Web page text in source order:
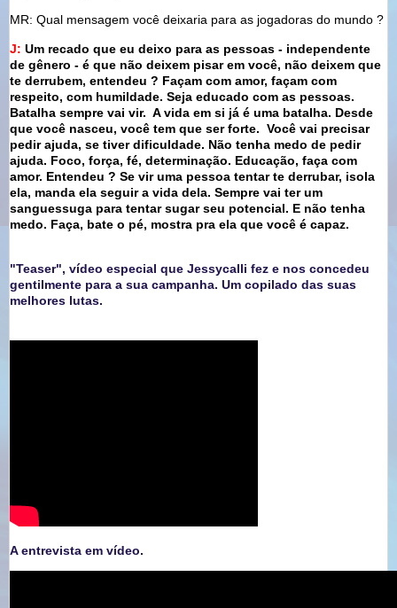
MR: Qual mensagem você deixaria para as jogadoras do mundo ?
J: Um recado que eu deixo para as pessoas - independente
de gênero - é que não deixem pisar em você, não deixem que
te derrubem, entendeu ? Façam com amor, façam com
respeito, com humildade. Seja educado com as pessoas.
Batalha sempre vai vir. A vida em si já é uma batalha. Desde
que você nasceu, você tem que ser forte. Você vai precisar
pedir ajuda, se tiver dificuldade. Não tenha medo de pedir
ajuda. Foco, força, fé, determinação. Educação, faça com
amor. Entendeu ? Se vir uma pessoa tentar te derrubar, isola
ela, manda ela seguir a vida dela. Sempre vai ter um
sanguessuga para tentar sugar seu potencial. E não tenha
medo. Faça, bate o pé, mostra pra ela que você é capaz.
"Teaser", vídeo especial que Jessycalli fez e nos concedeu
gentilmente para a sua campanha. Um copilado das suas
melhores lutas.
A entrevista em vídeo.